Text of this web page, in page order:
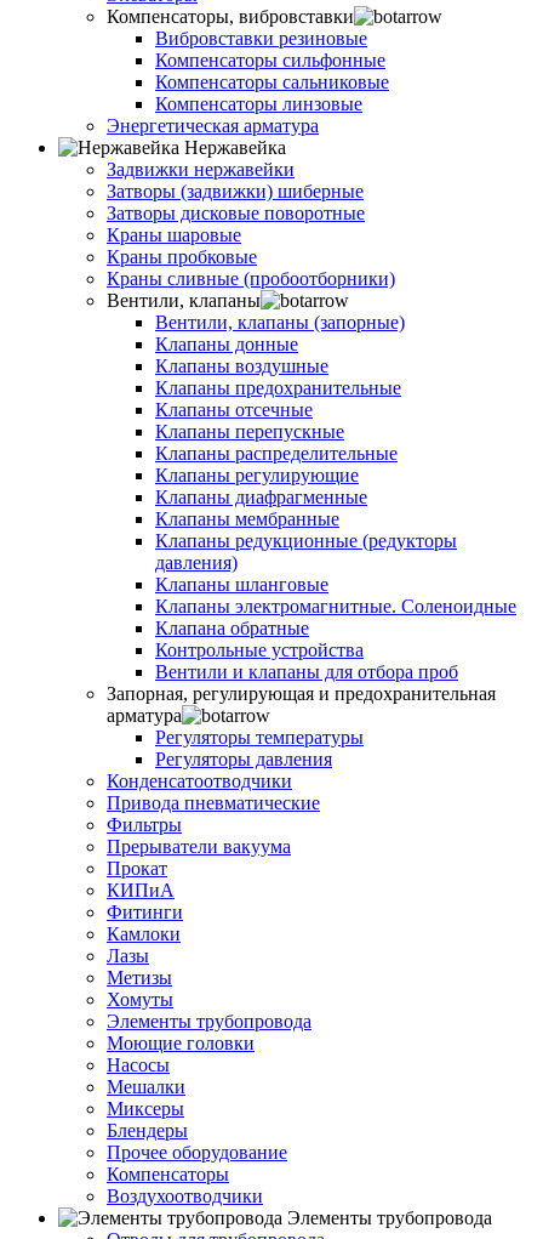
Компенсаторы, вибровставки
Вибровставки резиновые
Компенсаторы сильфонные
Компенсаторы сальниковые
Компенсаторы линзовые
Энергетическая арматура
Нержавейка
Задвижки нержавейки
Затворы (задвижки) шиберные
Затворы дисковые поворотные
Краны шаровые
Краны пробковые
Краны сливные (пробоотборники)
Вентили, клапаны
Вентили, клапаны (запорные)
Клапаны донные
Клапаны воздушные
Клапаны предохранительные
Клапаны отсечные
Клапаны перепускные
Клапаны распределительные
Клапаны регулирующие
Клапаны диафрагменные
Клапаны мембранные
Клапаны редукционные (редукторы
давления)
Клапаны шланговые
Клапаны электромагнитные. Соленоидные
Клапана обратные
Контрольные устройства
Вентили и клапаны для отбора проб
Запорная, регулирующая и предохранительная
арматура
Регуляторы температуры
Регуляторы давления
Конденсатоотводчики
Привода пневматические
Фильтры
Прерыватели вакуума
Прокат
КИПиА
Фитинги
Камлоки
Лазы
Метизы
Хомуты
Элементы трубопровода
Моющие головки
Насосы
Мешалки
Миксеры
Блендеры
Прочее оборудование
Компенсаторы
Воздухоотводчики
Элементы трубопровода